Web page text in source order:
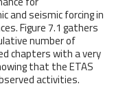
and seismic forcing in
Figure 7.1 gathers
number of
chapters with a very
that the ETAS
activities.